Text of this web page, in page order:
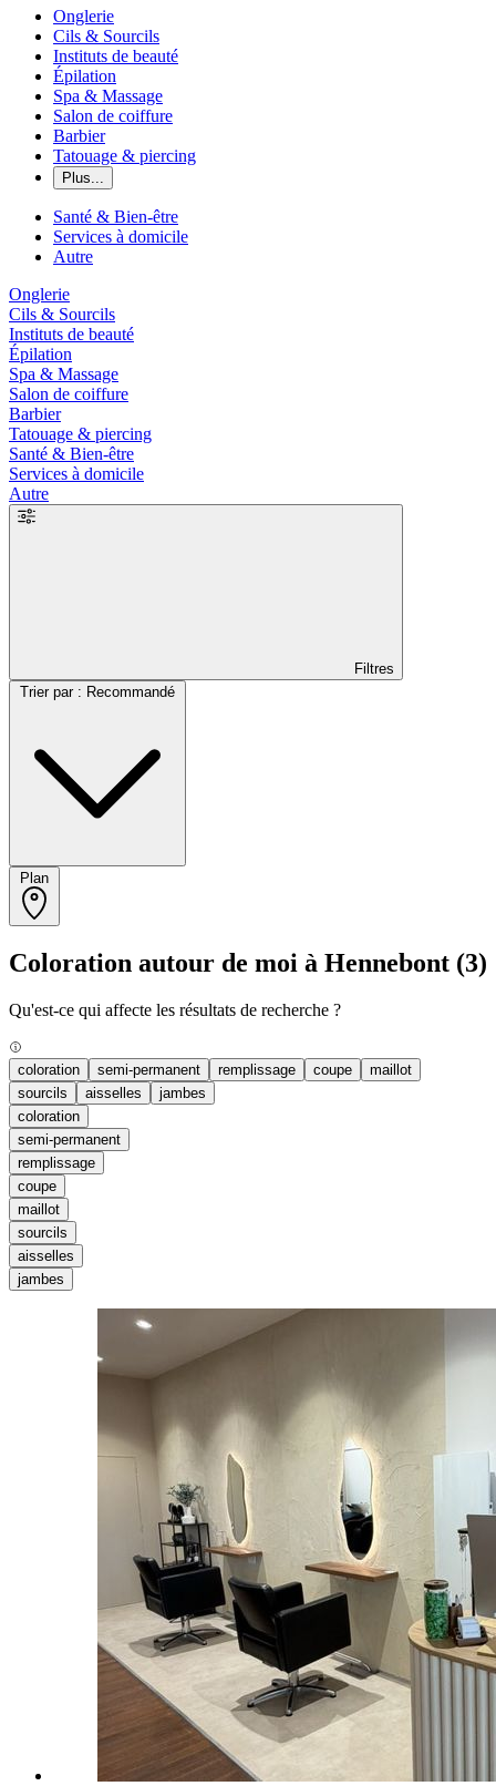
Onglerie
Cils & Sourcils
Instituts de beauté
Épilation
Spa & Massage
Salon de coiffure
Barbier
Tatouage & piercing
Plus...
Santé & Bien-être
Services à domicile
Autre
Onglerie
Cils & Sourcils
Instituts de beauté
Épilation
Spa & Massage
Salon de coiffure
Barbier
Tatouage & piercing
Santé & Bien-être
Services à domicile
Autre
Filtres
Coloration autour de moi à Hennebont (3)
Qu'est-ce qui affecte les résultats de recherche ?
coloration semi-permanent remplissage coupe
maillot
sourcils
aisselles
jambes
coloration
semi-permanent
remplissage
coupe
maillot
sourcils
aisselles
jambes